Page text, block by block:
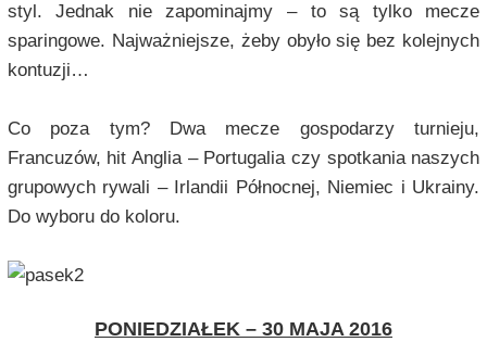
styl. Jednak nie zapominajmy – to są tylko mecze
sparingowe. Najważniejsze, żeby obyło się bez kolejnych
kontuzji…
Co poza tym? Dwa mecze gospodarzy turnieju,
Francuzów, hit Anglia – Portugalia czy spotkania naszych
grupowych rywali – Irlandii Północnej, Niemiec i Ukrainy.
Do wyboru do koloru.
PONIEDZIAŁEK – 30 MAJA 2016